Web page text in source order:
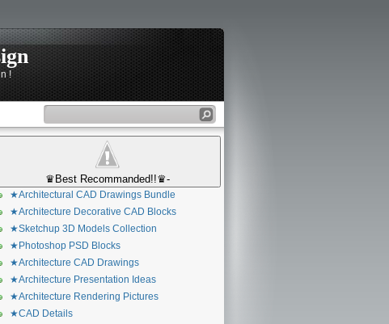
♛Best Recommanded!!♛-
★Architectural CAD Drawings Bundle
★Architecture Decorative CAD Blocks
★Sketchup 3D Models Collection
★Photoshop PSD Blocks
★Architecture CAD Drawings
★Architecture Presentation Ideas
★Architecture Rendering Pictures
★CAD Details